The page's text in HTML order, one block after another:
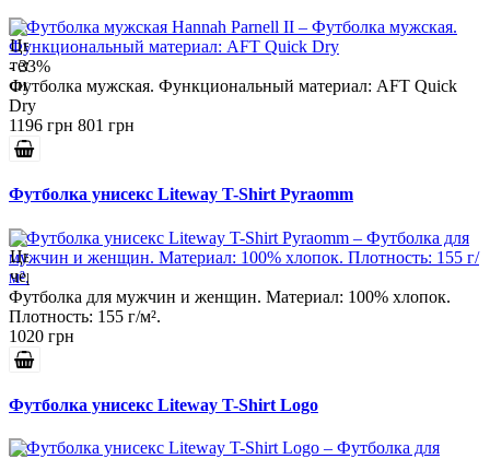
- 33%
Футболка мужская. Функциональный материал: AFT Quick
Dry
1196 грн 801 грн
Футболка унисекс Liteway T-Shirt Pyraomm
Футболка для мужчин и женщин. Материал: 100% хлопок.
Плотность: 155 г/м².
1020 грн
Футболка унисекс Liteway T-Shirt Logo